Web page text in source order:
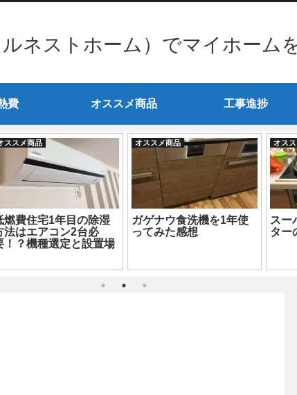
ネストホーム）でマイホーム
費 オススメ商品 工事進捗
ススメ商品
マートライフプランか
「ぜんぶでんき東京」
の切り替えで電気代大
オススメ商品 オス
高気
い方